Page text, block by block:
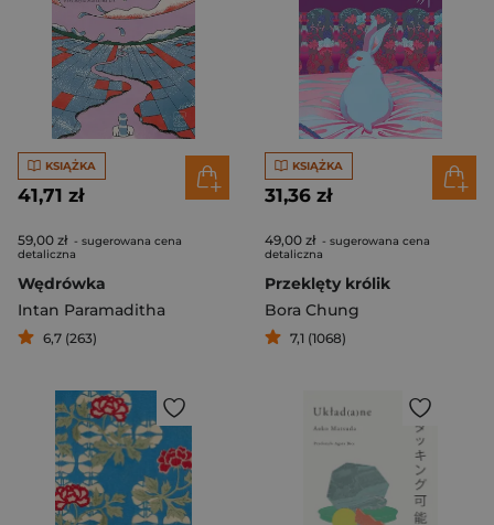
KSIĄŻKA
41,71 zł
59,00 zł - sugerowana cena
detaliczna
Wędrówka
Intan Paramaditha
6,7 (263)
KSIĄŻKA
31,36 zł
49,00 zł - sugerowana cena
detaliczna
Przeklęty królik
Bora Chung
7,1 (1068)